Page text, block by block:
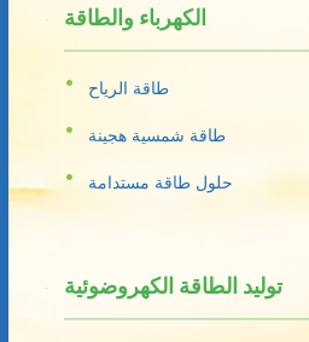
الكهرباء والطاقة
طاقة الرياح
طاقة شمسية هجينة
حلول طاقة مستدامة
توليد الطاقة الكهروضوئية